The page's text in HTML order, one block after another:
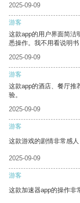
2025-09-09
游客
这款app的用户界面简洁
悉操作。我不用看说明书
2025-09-09
游客
这款app的酒店、餐厅推
验。
2025-09-09
游客
这款游戏的剧情非常感人
2025-09-09
游客
这款加速器app的操作非